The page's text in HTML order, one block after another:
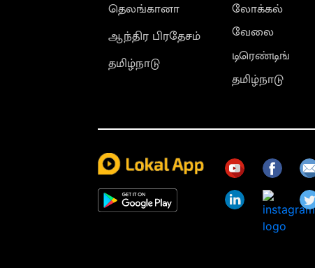
தெலங்கானா
ஆந்திர பிரதேசம்
தமிழ்நாடு
லோக்கல்
வேலை
டிரெண்டிங்
தமிழ்நாடு